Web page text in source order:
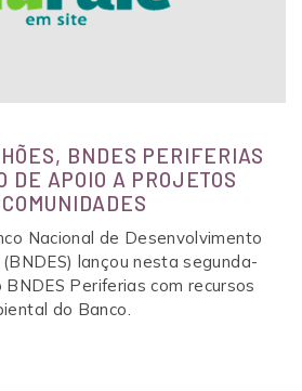
BNDES PERIFERIAS
DE APOIO A PROJETOS
Nacional de Desenvolvimento
lançou nesta segunda-
BNDES Periferias com recursos
do Banco.